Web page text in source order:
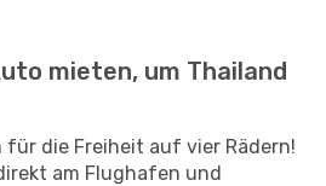
mieten, um Thailand
für die Freiheit auf vier Rädern!
am Flughafen und